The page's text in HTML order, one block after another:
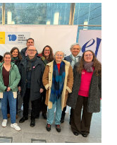
ensemble :